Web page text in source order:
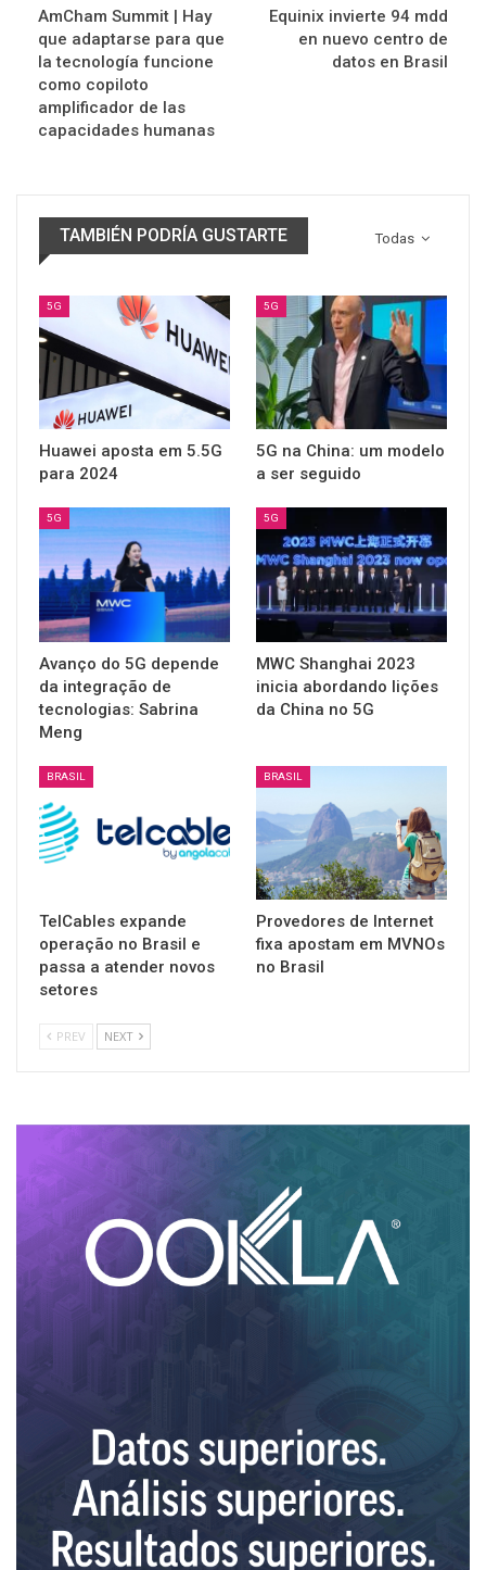
AmCham Summit | Hay
que adaptarse para que
la tecnología funcione
como copiloto
amplificador de las
capacidades humanas
Equinix invierte 94 mdd
en nuevo centro de
datos en Brasil
Todas
TAMBIÉN PODRÍA GUSTARTE
5G
Huawei aposta em 5.5G
para 2024
5G
5G na China: um modelo
a ser seguido
5G
Avanço do 5G depende
da integração de
tecnologias: Sabrina
Meng
5G
MWC Shanghai 2023
inicia abordando lições
da China no 5G
BRASIL
TelCables expande
operação no Brasil e
passa a atender novos
setores
BRASIL
Provedores de Internet
fixa apostam em MVNOs
no Brasil
PREV NEXT